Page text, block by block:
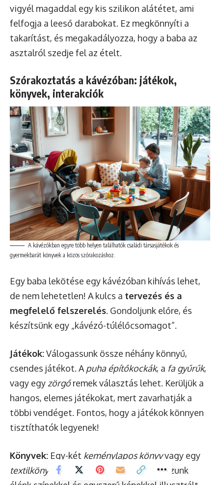
vigyél magaddal egy kis szilikon alátétet, ami
felfogja a leeső darabokat. Ez megkönnyíti a
takarítást, és megakadályozza, hogy a baba az
asztalról szedje fel az ételt.
Szórakoztatás a kávézóban: játékok,
könyvek, interakciók
A kávézókban egyre több helyen találhatók családi társasjátékok és
gyermekbarát könyvek a közös szórakozáshoz.
Egy baba lekötése egy kávézóban kihívás lehet,
de nem lehetetlen! A kulcs a tervezés és a
megfelelő felszerelés. Gondoljunk előre, és
készítsünk egy „kávézó-túlélőcsomagot”.
Játékok:Válogassunk össze néhány könnyű,
csendes játékot. A puha építőkockák, a fa gyűrűk,
vagy egy zörgőremek választás lehet. Kerüljük a
hangos, elemes játékokat, mert zavarhatják a
többi vendéget. Fontos, hogy a játékok könnyen
tisztíthatók legyenek!
Könyvek: Egy-két keménylapos könyvvagy egy
textilkönyv
lefoglalhatja a babát. Válasszunk